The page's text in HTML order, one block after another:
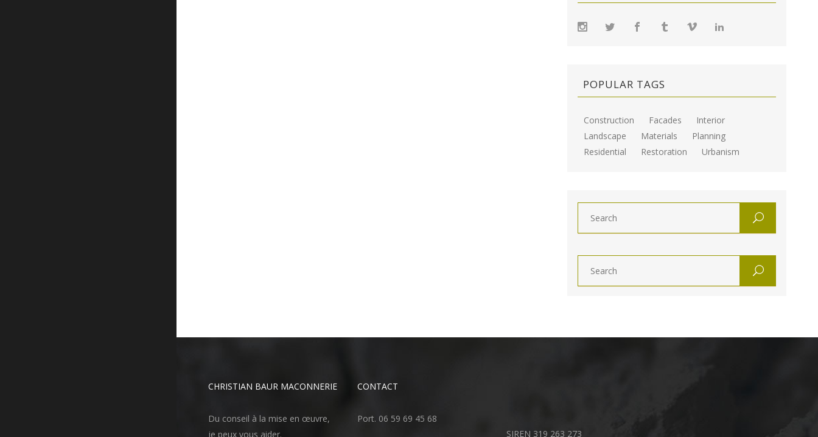
POPULAR TAGS
Construction Facades
Interior
Landscape
Materials
Planning
Residential
Restoration Urbanism
CHRISTIAN BAUR MACONNERIE
Du conseil à la mise en œuvre,
je peux vous aider.
CONTACT
Port. 06 59 69 45 68
SIREN 319 263 273